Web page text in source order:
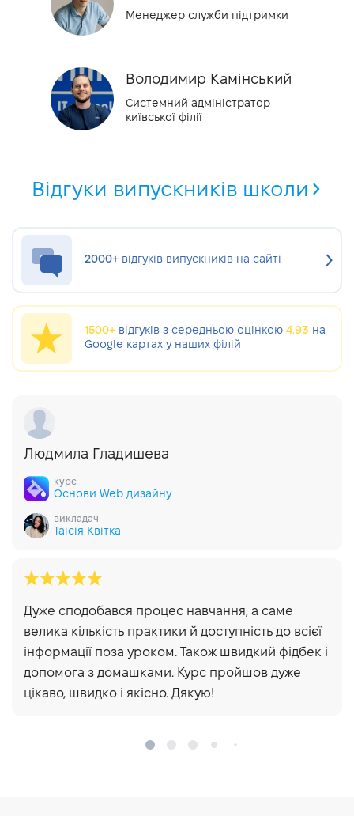
Менеджер служби підтримки
Володимир Камінський
Системний адміністратор
київської філії
Відгуки випускників школи
2000+ відгуків випускників на сайті
1500+ відгуків з середньою оцінкою 4.93 на
Google картах у наших філій
Людмила Гладишева
курс
Основи Web дизайну
викладач
Таісія Квітка
Дуже сподобався процес навчання, а саме
велика кількість практики й доступність до всієї
інформації поза уроком. Також швидкий фідбек і
допомога з домашками. Курс пройшов дуже
цікаво, швидко і якісно. Дякую!